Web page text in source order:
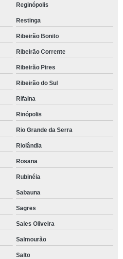
Reginópolis
Restinga
Ribeirão Bonito
Ribeirão Corrente
Ribeirão Pires
Ribeirão do Sul
Rifaina
Rinópolis
Rio Grande da Serra
Riolândia
Rosana
Rubinéia
Sabauna
Sagres
Sales Oliveira
Salmourão
Salto